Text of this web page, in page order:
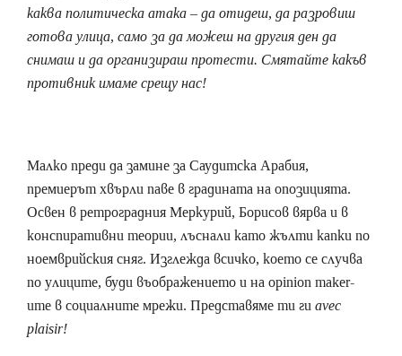
каква политическа атака – да отидеш, да разровиш
готова улица, само за да можеш на другия ден да
снимаш и да организираш протести. Смятайте какъв
противник имаме срещу нас!
Малко преди да замине за Саудитска Арабия,
премиерът хвърли паве в градината на опозицията.
Освен в ретроградния Меркурий, Борисов вярва и в
конспиративни теории, лъснали като жълти капки по
ноемврийския сняг. Изглежда всичко, което се случва
по улиците, буди въображението и на opinion maker-
ите в социалните мрежи. Представяме ти гиavec
plaisir!